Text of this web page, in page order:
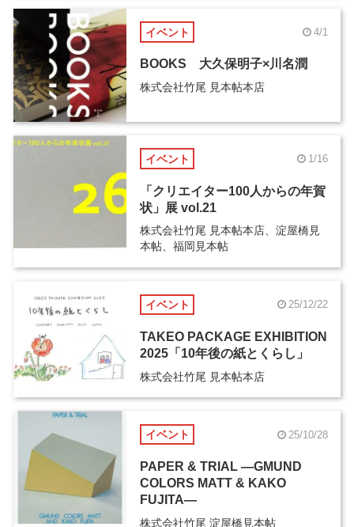
イベント 4/1
BOOKS 大久保明子×川名潤
株式会社竹尾 見本帖本店
イベント 1/16
「クリエイター100人からの年賀
状」展 vol.21
株式会社竹尾 見本帖本店、淀屋橋見
本帖、福岡見本帖
イベント 25/12/22
TAKEO PACKAGE EXHIBITION
2025「10年後の紙とくらし」
株式会社竹尾 見本帖本店
イベント 25/10/28
PAPER & TRIAL ―GMUND
COLORS MATT & KAKO
FUJITA―
株式会社竹尾 淀屋橋見本帖